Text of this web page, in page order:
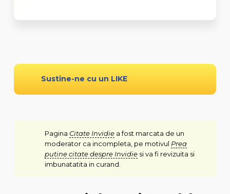
Sustine-ne cu un LIKE
Pagina Citate Invidiea fost marcata de un
moderator ca incompleta, pe motivul Prea
putine citate despre Invidiesi va fi revizuita si
imbunatatita in curand.